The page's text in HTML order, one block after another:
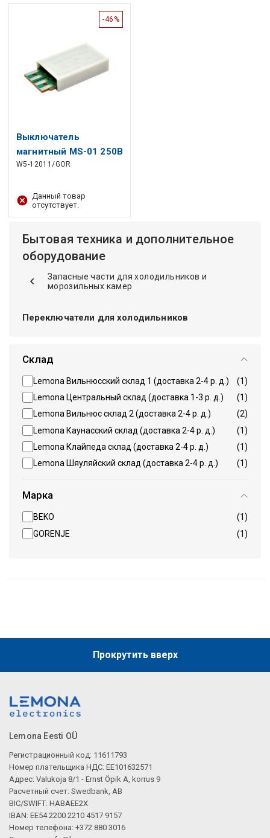
-46%
Выключатель
магнитный MS-01 250В
0.25А 239482, 693165
холодильника
W5-12011/GOR
Данный товар
отсутствует.
Бытовая техника и дополнительное
оборудование
Запасные части для холодильников и
морозильных камер
Переключатели для холодильников
Склад
Lemona Вильнюсский склад 1 (доставка 2-4 р. д.)
(1)
Lemona Центральный склад (доставка 1-3 р. д.)
(1)
Lemona Вильнюс склад 2 (доставка 2-4 р. д.)
(2)
Lemona Каунасский склад (доставка 2-4 р. д.)
(1)
Lemona Клайпеда склад (доставка 2-4 р. д.)
(1)
Lemona Шяуляйский склад (доставка 2-4 р. д.)
(1)
Марка
BEKO
(1)
GORENJE
(1)
Прокрутить вверх
Lemona Eesti OÜ
Регистрационный код: 11611793
Номер плательщика НДС: EE101632571
Адрес: Valukoja 8/1 - Ernst Öpik A, korrus 9
Расчетный счет: Swedbank, AB
BIC/SWIFT: HABAEE2X
IBAN: EE54 2200 2210 4517 9157
Номер телефона: +372 880 3016